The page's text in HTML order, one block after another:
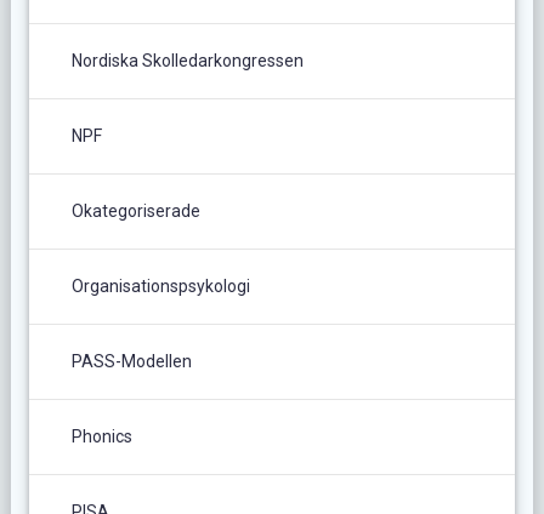
Nordiska Skolledarkongressen
NPF
Okategoriserade
Organisationspsykologi
PASS-Modellen
Phonics